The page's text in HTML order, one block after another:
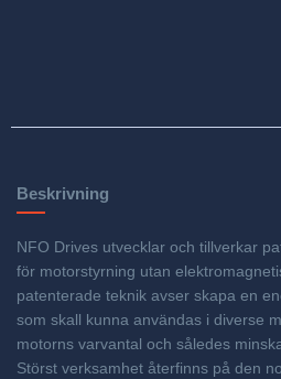
Beskrivning
NFO Drives utvecklar och tillverkar
för motorstyrning utan
patenterade teknik avser skapa en
som skall kunna användas i diverse
motorns varvantal och således
Störst verksamhet återfinns på den